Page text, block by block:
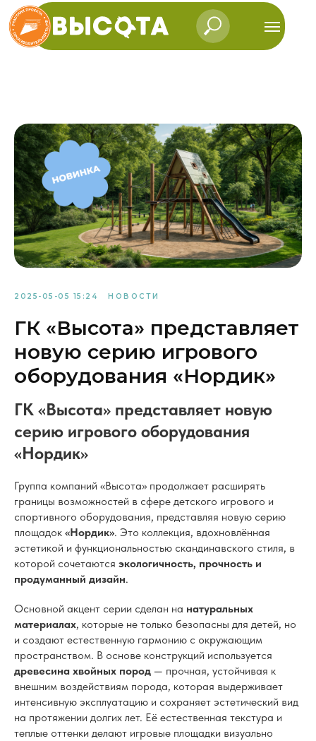
2025-05-05 15:24 НОВОСТИ
ГК «Высота» представляет
новую серию игрового
оборудования «Нордик»
ГК «Высота» представляет новую
серию игрового оборудования
«Нордик»
Группа компаний «Высота» продолжает расширять
границы возможностей в сфере детского игрового и
спортивного оборудования, представляя новую серию
площадок «Нордик». Это коллекция, вдохновлённая
эстетикой и функциональностью скандинавского стиля, в
которой сочетаются экологичность, прочность и
продуманный дизайн.
Основной акцент серии сделан на натуральных
материалах, которые не только безопасны для детей, но
и создают естественную гармонию с окружающим
пространством. В основе конструкций используется
древесина хвойных пород — прочная, устойчивая к
внешним воздействиям порода, которая выдерживает
интенсивную эксплуатацию и сохраняет эстетический вид
на протяжении долгих лет. Её естественная текстура и
теплые оттенки делают игровые площадки визуально